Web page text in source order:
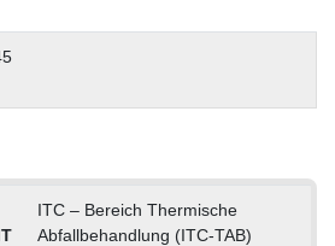
ITC – Bereich Thermische
Abfallbehandlung (ITC-TAB)